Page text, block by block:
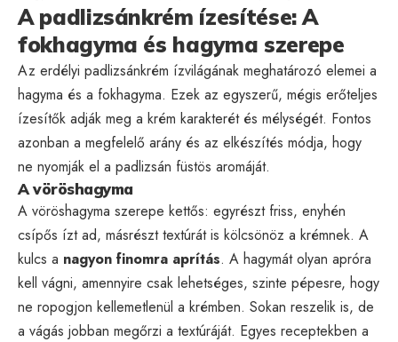
A padlizsánkrém ízesítése: A
fokhagyma és hagyma szerepe
Az erdélyi padlizsánkrém ízvilágának meghatározó elemei a
hagyma és a fokhagyma. Ezek az egyszerű, mégis erőteljes
ízesítők adják meg a krém karakterét és mélységét. Fontos
azonban a megfelelő arány és az elkészítés módja, hogy
ne nyomják el a padlizsán füstös aromáját.
A vöröshagyma
A vöröshagyma szerepe kettős: egyrészt friss, enyhén
csípős ízt ad, másrészt textúrát is kölcsönöz a krémnek. A
kulcs a nagyon finomra aprítás. A hagymát olyan apróra
kell vágni, amennyire csak lehetséges, szinte pépesre, hogy
ne ropogjon kellemetlenül a krémben. Sokan reszelik is, de
a vágás jobban megőrzi a textúráját. Egyes receptekben a